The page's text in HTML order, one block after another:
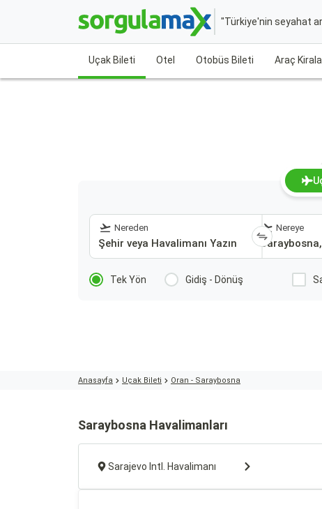
"Türkiye'nin seyahat
Uçak Bileti Otel Otobüs Bileti Araç
Nereden Nereye
Tek Yön Gidiş - Dönüş
Anasayfa Uçak Bileti Oran - Saraybosna
Saraybosna Havalimanları
Sarajevo Intl. Havalimanı